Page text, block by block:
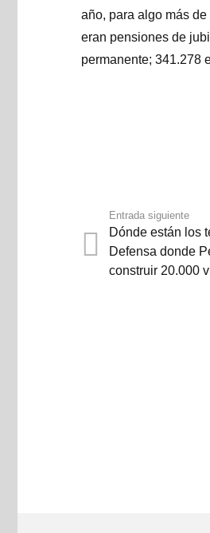
año, para algo más
eran pensiones de
permanente; 341.278
Entrada siguiente
Dónde están los
Defensa donde
construir 20.000